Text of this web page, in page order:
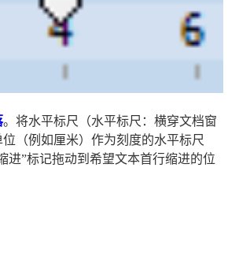
。将水平标尺（水平标尺：横穿文档窗
（例如厘米）作为刻度的水平标尺
进”标记拖动到希望文本首行缩进的位